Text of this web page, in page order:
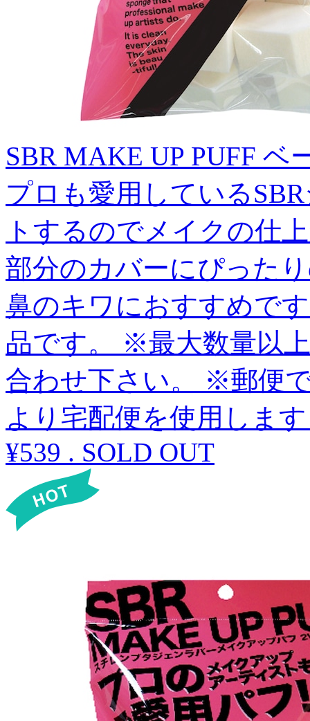
SBR MAKE UP PUFF ベ
プロも愛用している
トするのでメイクの仕
部分のカバーにぴった
鼻のキワにおすすめで
品です。 ※最大数量以
合わせ下さい。 ※郵便
より宅配便を使用しま
¥539 . SOLD OUT